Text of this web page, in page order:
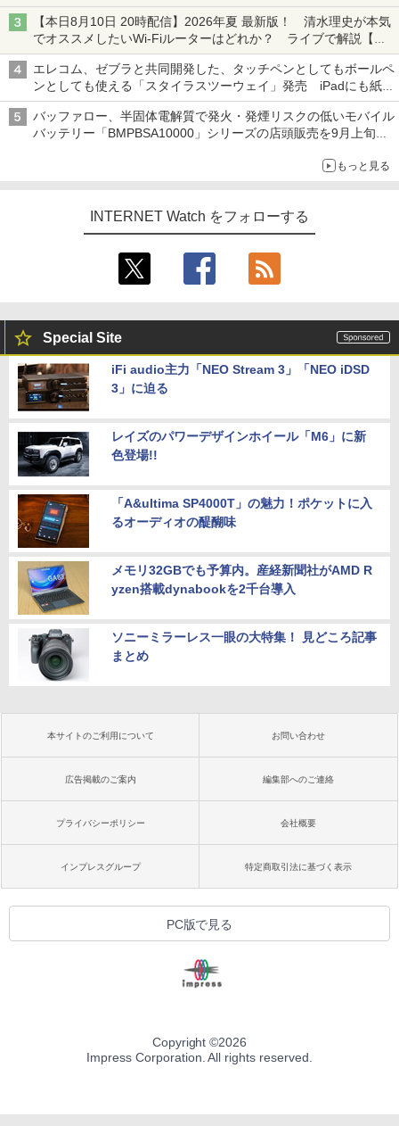
ち・ざ・ろーど！その14】【空いた時間でなにしてる？】
【本日8月10日 20時配信】2026年夏 最新版！ 清水理史が本気
でオススメしたいWi-Fiルーターはどれか？ ライブで解説【清
水理史の「イニシャルB」チャンネル】
エレコム、ゼブラと共同開発した、タッチペンとしてもボールペ
ンとしても使える「スタイラスツーウェイ」発売 iPadにも紙に
も、持ち替えずに書き込める
バッファロー、半固体電解質で発火・発煙リスクの低いモバイル
バッテリー「BMPBSA10000」シリーズの店頭販売を9月上旬に
もっと見る
INTERNET Watch をフォローする
Special Site
iFi audio主力「NEO Stream 3」「NEO iDSD
3」に迫る
レイズのパワーデザインホイール「M6」に新
色登場!!
「A&ultima SP4000T」の魅力！ポケットに入
るオーディオの醍醐味
メモリ32GBでも予算内。産経新聞社がAMD R
yzen搭載dynabookを2千台導入
ソニーミラーレス一眼の大特集！ 見どころ記事
まとめ
本サイトのご利用について お問い合わせ
広告掲載のご案内 編集部へのご連絡
プライバシーポリシー 会社概要
インプレスグループ 特定商取引法に基づく表示
PC版で見る
Copyright ©2026
Impress Corporation. All rights reserved.